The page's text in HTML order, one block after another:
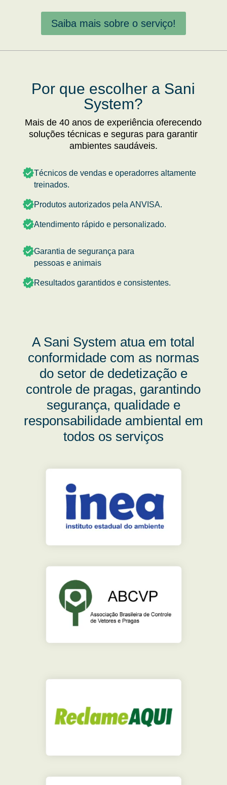
Saiba mais sobre o serviço!
Por que escolher a Sani
System?
Mais de 40 anos de experiência oferecendo
soluções técnicas e seguras para garantir
ambientes saudáveis.
Técnicos de vendas e operadorres altamente
treinados.
Produtos autorizados pela ANVISA.
Atendimento rápido e personalizado.
Garantia de segurança para
pessoas e animais
Resultados garantidos e consistentes.
A Sani System atua em total
conformidade com as normas
do setor de dedetização e
controle de pragas, garantindo
segurança, qualidade e
responsabilidade ambiental em
todos os serviços